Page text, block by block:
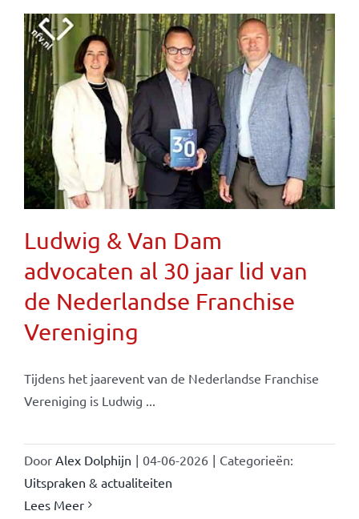
Ludwig & Van Dam
advocaten al 30 jaar lid van
de Nederlandse Franchise
Vereniging
Tijdens het jaarevent van de Nederlandse Franchise
Vereniging is Ludwig ...
Door Alex Dolphijn | 04-06-2026 | Categorieën:
Uitspraken & actualiteiten
Lees Meer